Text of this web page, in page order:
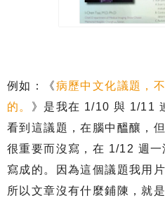
例如：《病歷中文化議題，
的。 》是我在 1/10 與 1/11
看到這議題，在腦中醞釀，
很重要而沒寫，在 1/12 週一
寫成的。因為這個議題我用
所以文章沒有什麼鋪陳，就